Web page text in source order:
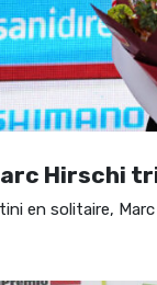
Hirschi
en solitaire,